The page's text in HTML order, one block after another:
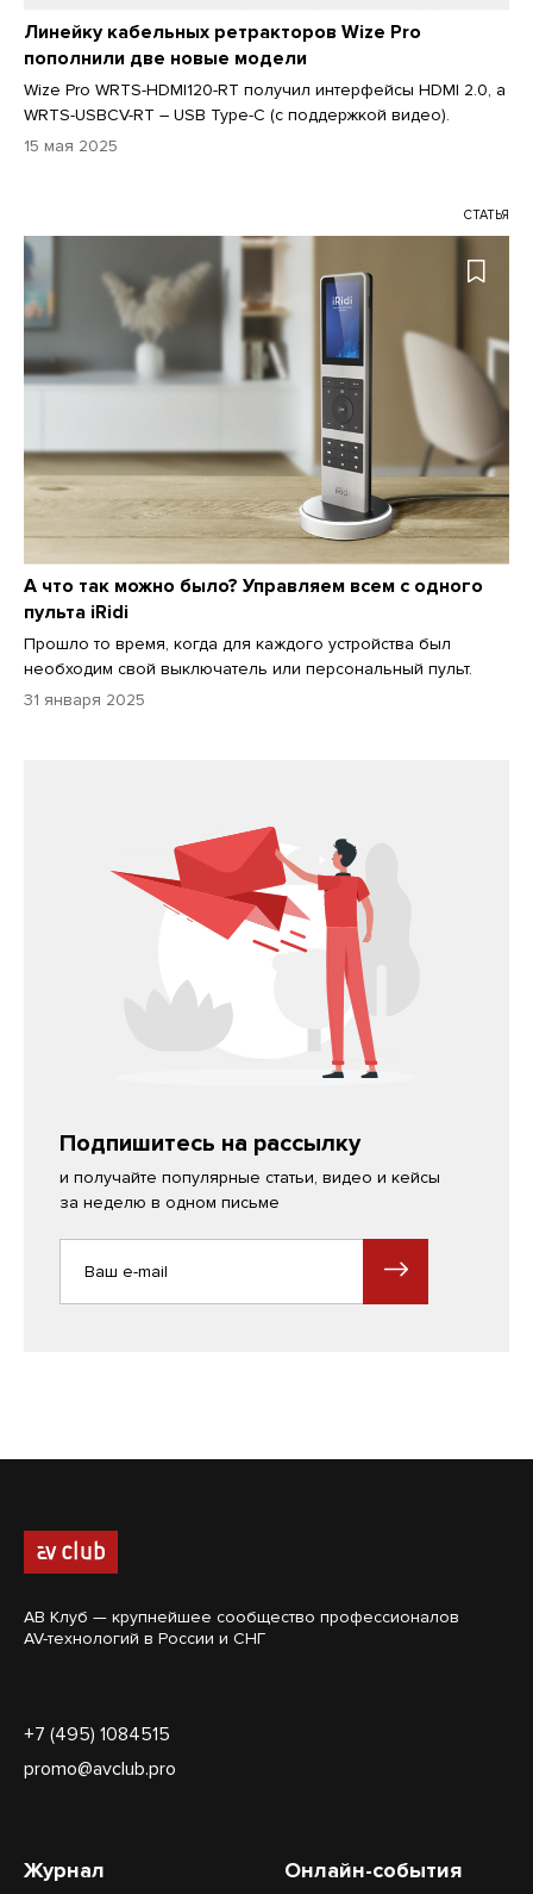
Линейку кабельных ретракторов Wize Pro
пополнили две новые модели
Wize Pro WRTS-HDMI120-RT получил интерфейсы HDMI 2.0, а
WRTS-USBCV-RT – USB Type-C (с поддержкой видео).
15 мая 2025
СТАТЬЯ
А что так можно было? Управляем всем с одного
пульта iRidi
Прошло то время, когда для каждого устройства был
необходим свой выключатель или персональный пульт.
31 января 2025
Подпишитесь на рассылку
и получайте популярные статьи, видео и кейсы
за неделю в одном письме
АВ Клуб — крупнейшее сообщество профессионалов
AV-технологий в России и СНГ
+7 (495) 1084515
promo@avclub.pro
Журнал Онлайн-события